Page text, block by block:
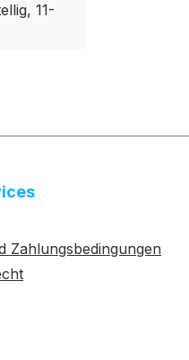
11-
Zahlungsbedingungen